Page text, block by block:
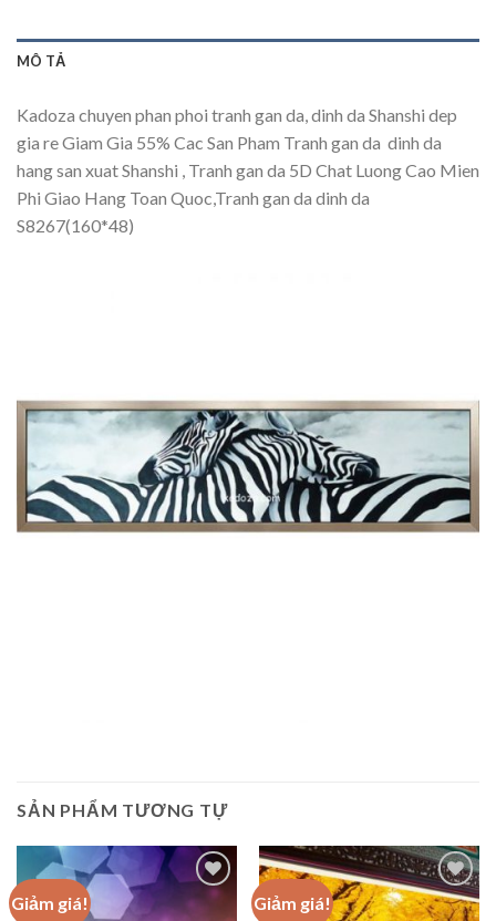
MÔ TẢ
Kadoza chuyen phan phoi tranh gan da, dinh da Shanshi dep
gia re Giam Gia 55% Cac San Pham Tranh gan da  dinh da
hang san xuat Shanshi , Tranh gan da 5D Chat Luong Cao Mien
Phi Giao Hang Toan Quoc,Tranh gan da dinh da
S8267(160*48)
SẢN PHẨM TƯƠNG TỰ
Giảm giá! Giảm giá!